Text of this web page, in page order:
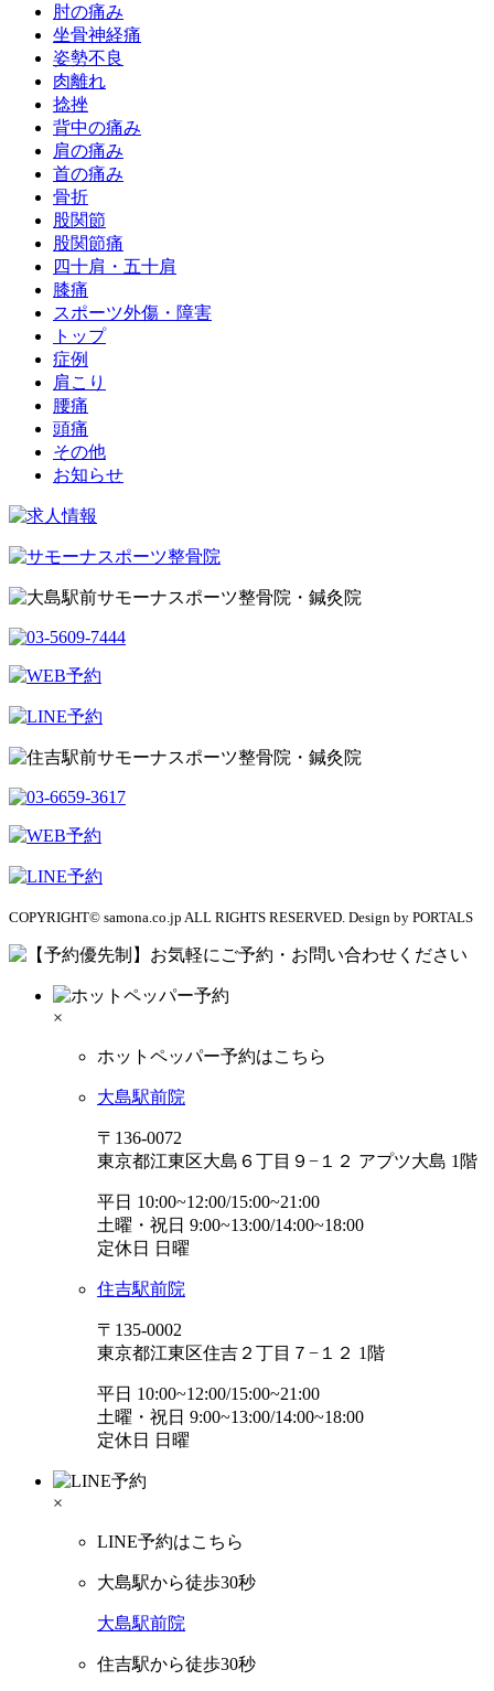
肘の痛み
坐骨神経痛
姿勢不良
肉離れ
捻挫
背中の痛み
肩の痛み
首の痛み
骨折
股関節
股関節痛
四十肩・五十肩
膝痛
スポーツ外傷・障害
トップ
症例
肩こり
腰痛
頭痛
その他
お知らせ
COPYRIGHT© samona.co.jp ALL RIGHTS RESERVED. Design by PORTALS
×
ホットペッパー予約はこちら
大島駅前院
〒136-0072
東京都江東区大島６丁目９−１２ アプツ大島 1階
平日 10:00~12:00/15:00~21:00
土曜・祝日 9:00~13:00/14:00~18:00
定休日 日曜
住吉駅前院
〒135-0002
東京都江東区住吉２丁目７−１２ 1階
平日 10:00~12:00/15:00~21:00
土曜・祝日 9:00~13:00/14:00~18:00
定休日 日曜
×
LINE予約はこちら
大島駅から徒歩30秒
大島駅前院
住吉駅から徒歩30秒